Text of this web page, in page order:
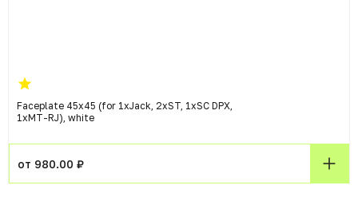
Faceplate 45x45 (for 1xJack, 2xST, 1xSC DPX,
1xMT-RJ), white
от 980.00 ₽